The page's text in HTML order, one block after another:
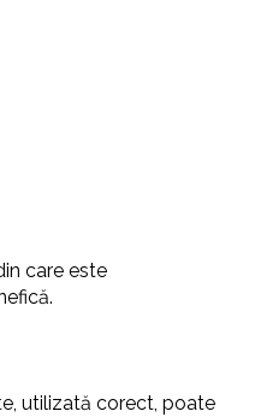
care este
utilizată corect, poate